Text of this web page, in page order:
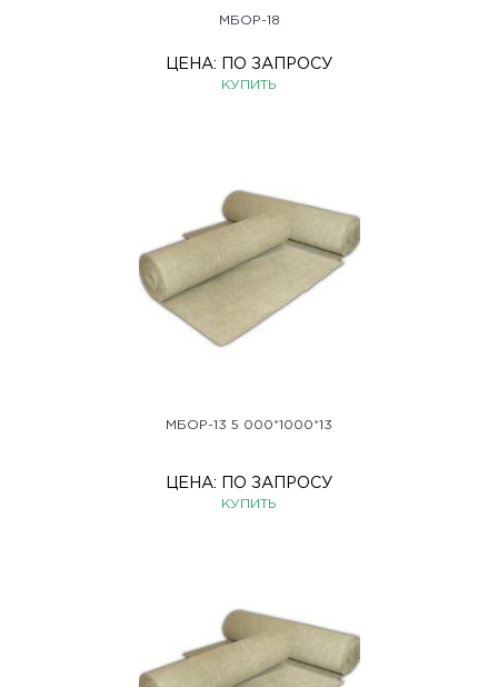
МБОР-18
ЦЕНА: ПО ЗАПРОСУ
КУПИТЬ
МБОР-13 5 000*1000*13
ЦЕНА: ПО ЗАПРОСУ
КУПИТЬ